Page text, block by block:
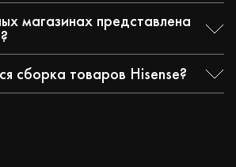
магазинах представлена
сборка товаров Hisense?